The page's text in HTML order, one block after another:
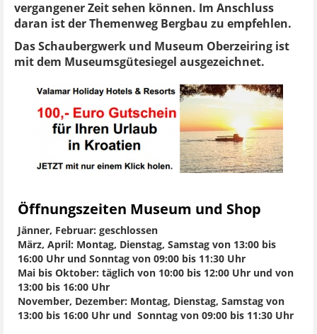
vergangener Zeit sehen können. Im Anschluss
daran ist der Themenweg Bergbau zu empfehlen.
Das Schaubergwerk und Museum Oberzeiring ist
mit dem Museumsgütesiegel ausgezeichnet.
Öffnungszeiten Museum und Shop
Jänner, Februar: geschlossen
März, April: Montag, Dienstag, Samstag von 13:00 bis
16:00 Uhr und Sonntag von 09:00 bis 11:30 Uhr
Mai bis Oktober: täglich von 10:00 bis 12:00 Uhr und von
13:00 bis 16:00 Uhr
November, Dezember: Montag, Dienstag, Samstag von
13:00 bis 16:00 Uhr und Sonntag von 09:00 bis 11:30 Uhr